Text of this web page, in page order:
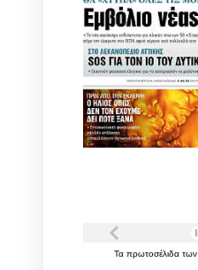
Τα πρωτοσέλιδα των